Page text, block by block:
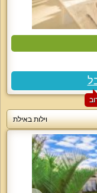
וילות באילת